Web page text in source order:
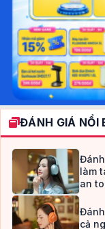
ĐÁNH GIÁ NỔI
làm
an
cả